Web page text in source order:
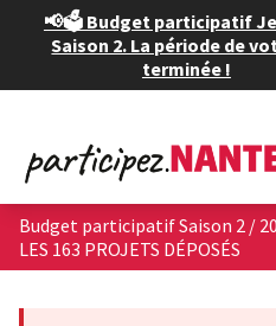
📢🗳️ Budget participatif
Saison 2. La période de
terminée !
Budget participatif Saison 2 /
LES 163 PROJETS DÉPOSÉS